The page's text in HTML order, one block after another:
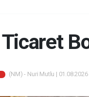
(NM) - Nuri Mutlu |